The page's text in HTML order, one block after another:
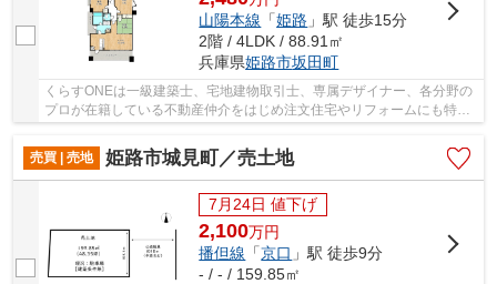
山陽本線 「姫路 」駅 徒歩15分
2階 / 4LDK / 88.91㎡
兵庫県姫路市坂田町
くらすONEは一級建築士、宅地建物取引士、専属デザイナー、各分野の
プロが在籍している不動産仲介をはじめ注文住宅やリフォームにも特化
売買 | 売地
姫路市城見町／売土地
7月24日 値下げ
2,100万円
播但線 「京口 」駅 徒歩9分
- / - / 159.85㎡